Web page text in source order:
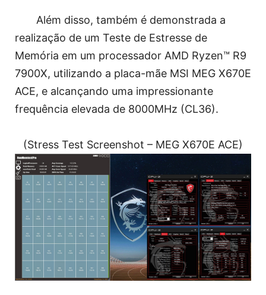
Além disso, também é demonstrada a
realização de um Teste de Estresse de
Memória em um processador AMD Ryzen™ R9
7900X, utilizando a placa-mãe MSI MEG X670E
ACE, e alcançando uma impressionante
frequência elevada de 8000MHz (CL36).
(Stress Test Screenshot – MEG X670E ACE)